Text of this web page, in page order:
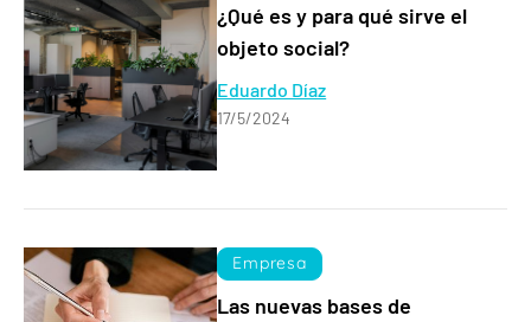
¿Qué es y para qué sirve el
objeto social?
Eduardo Díaz
17/5/2024
Empresa
Las nuevas bases de